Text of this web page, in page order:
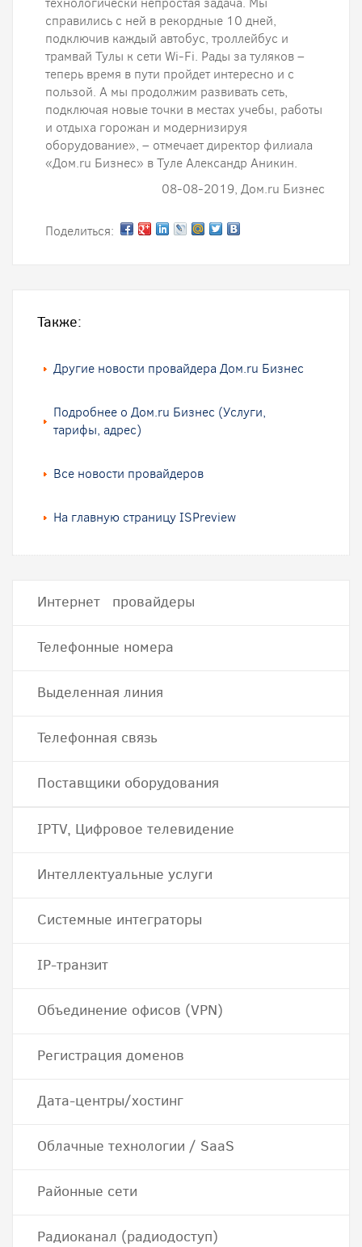
справились с ней в рекордные 10 дней,
подключив каждый автобус, троллейбус и
трамвай Тулы к сети Wi-Fi. Рады за туляков –
теперь время в пути пройдет интересно и с
пользой. А мы продолжим развивать сеть,
подключая новые точки в местах учебы, работы
и отдыха горожан и модернизируя
оборудование», – отмечает директор филиала
«Дом.ru Бизнес» в Туле Александр Аникин.
08-08-2019, Дом.ru Бизнес
Поделиться:
Также:
Другие новости провайдера Дом.ru Бизнес
Подробнее о Дом.ru Бизнес (Услуги,
тарифы, адрес)
Все новости провайдеров
На главную страницу ISPreview
Интернет провайдеры
Телефонные номера
Выделенная линия
Телефонная связь
Поставщики оборудования
IPTV, Цифровое телевидение
Интеллектуальные услуги
Системные интеграторы
IP-транзит
Объединение офисов (VPN)
Регистрация доменов
Дата-центры/хостинг
Облачные технологии / SaaS
Районные сети
Радиоканал (радиодоступ)